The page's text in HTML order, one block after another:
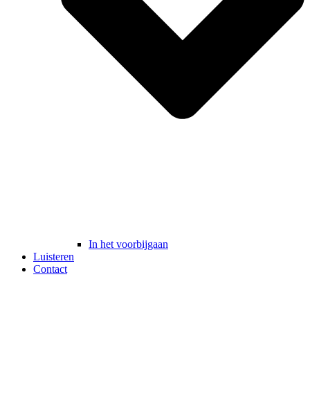
In het voorbijgaan
Luisteren
Contact